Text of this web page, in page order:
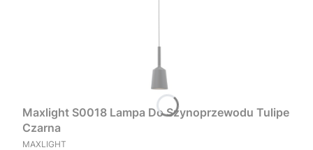
Maxlight S0018 Lampa Do Szynoprzewodu Tulipe
Czarna
PRODUCENT
MAXLIGHT